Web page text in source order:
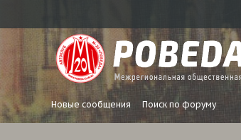
Новые сообщения Поиск по форуму